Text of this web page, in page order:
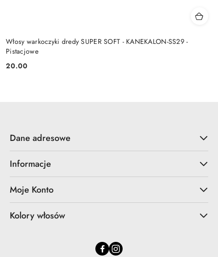
Włosy warkoczyki dredy SUPER SOFT - KANEKALON-SS29 -
Pistacjowe
Cena:
20.00
Dane adresowe
Informacje
Moje Konto
Kolory włosów